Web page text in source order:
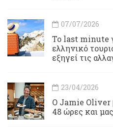
07/07/2026
Το last minute
ελληνικό
εξηγεί τις
23/04/2026
Ο Jamie Oliver
48 ώρες και